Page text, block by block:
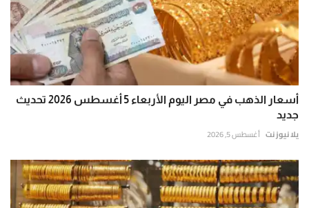
أسعار الذهب في مصر اليوم الأربعاء 5 أغسطس 2026 تحديث
جديد
يلا نيوز نت أغسطس 5, 2026